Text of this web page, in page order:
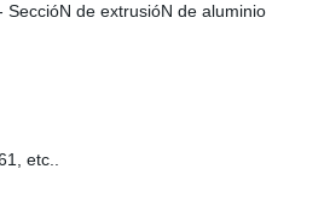
SeccióN de extrusióN de aluminio
etc..